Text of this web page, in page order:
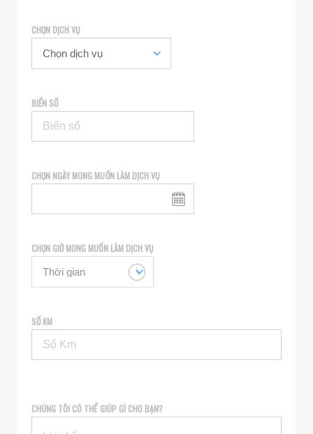
CHỌN DỊCH VỤ
BIỂN SỐ
CHỌN NGÀY MONG MUỐN LÀM DỊCH VỤ
CHỌN GIỜ MONG MUỐN LÀM DỊCH VỤ
SỐ KM
CHÚNG TÔI CÓ THỂ GIÚP GÌ CHO BẠN?